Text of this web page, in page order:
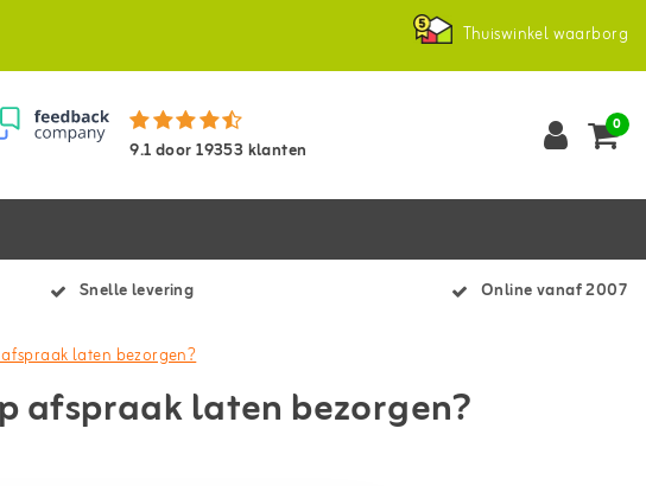
Thuiswinkel waarborg
9.1door19353 klanten
0
Snelle levering Online vanaf 2007
laten bezorgen?
afspraak laten bezorgen?